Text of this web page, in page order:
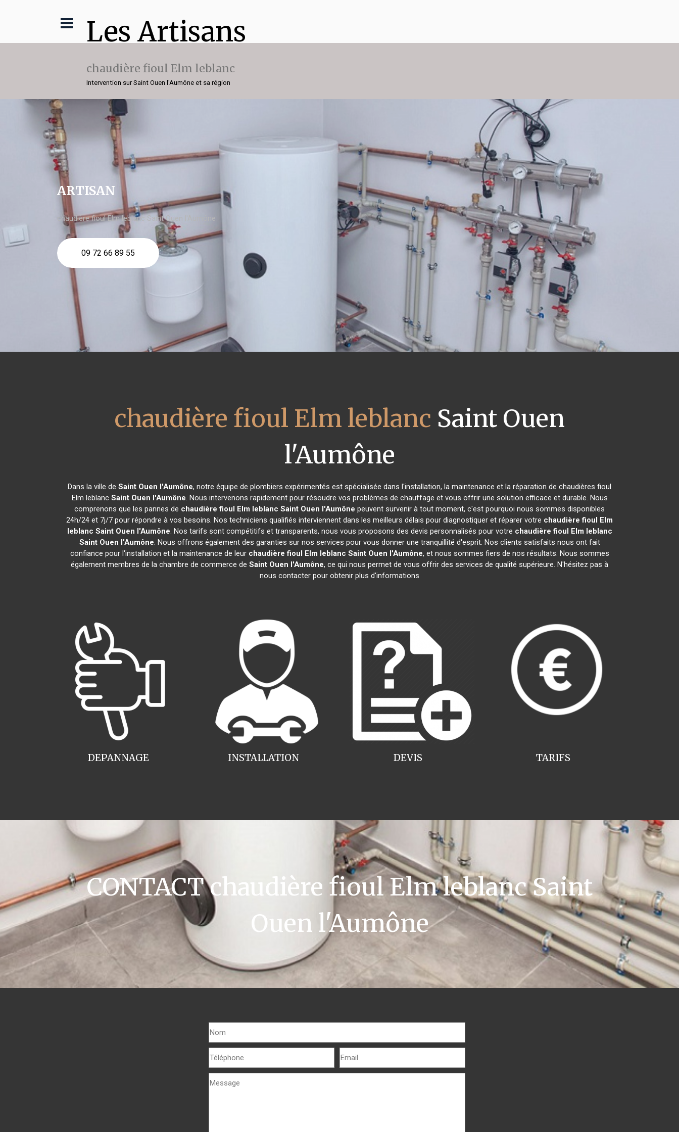
Les Artisans
chaudière fioul Elm leblanc
Intervention sur Saint Ouen l'Aumône et sa région
ARTISAN
chaudière fioul Elm leblanc Saint Ouen l'Aumône
09 72 66 89 55
chaudière fioul Elm leblanc Saint Ouen
l'Aumône
Dans la ville de Saint Ouen l'Aumône, notre équipe de plombiers expérimentés est spécialisée dans l'installation, la maintenance et la réparation de chaudières fioul
Elm leblanc Saint Ouen l'Aumône. Nous intervenons rapidement pour résoudre vos problèmes de chauffage et vous offrir une solution efficace et durable. Nous
comprenons que les pannes de chaudière fioul Elm leblanc Saint Ouen l'Aumône peuvent survenir à tout moment, c'est pourquoi nous sommes disponibles
24h/24 et 7j/7 pour répondre à vos besoins. Nos techniciens qualifiés interviennent dans les meilleurs délais pour diagnostiquer et réparer votre chaudière fioul Elm
leblanc Saint Ouen l'Aumône. Nos tarifs sont compétitifs et transparents, nous vous proposons des devis personnalisés pour votre chaudière fioul Elm leblanc
Saint Ouen l'Aumône. Nous offrons également des garanties sur nos services pour vous donner une tranquillité d'esprit. Nos clients satisfaits nous ont fait
confiance pour l'installation et la maintenance de leur chaudière fioul Elm leblanc Saint Ouen l'Aumône, et nous sommes fiers de nos résultats. Nous sommes
également membres de la chambre de commerce de Saint Ouen l'Aumône, ce qui nous permet de vous offrir des services de qualité supérieure. N'hésitez pas à
nous contacter pour obtenir plus d'informations
INSTALLATION
DEPANNAGE TARIFS
DEVIS
CONTACT chaudière fioul Elm leblanc Saint
Ouen l'Aumône